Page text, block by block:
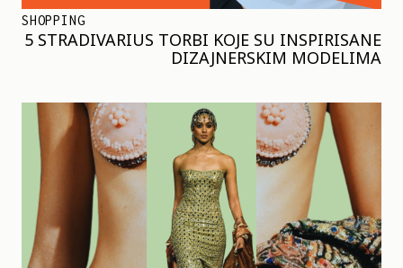
SHOPPING
5 STRADIVARIUS TORBI KOJE SU INSPIRISANE
DIZAJNERSKIM MODELIMA